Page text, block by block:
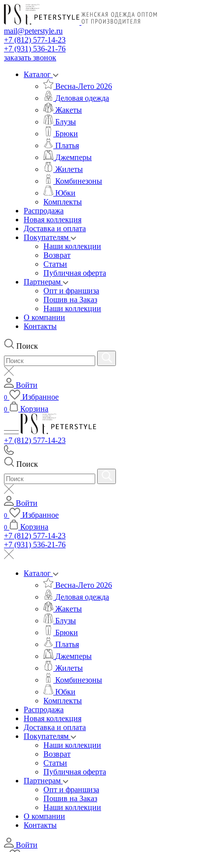
mail@peterstyle.ru
+7 (812) 577-14-23
+7 (931) 536-21-76
заказать звонок
Каталог
Весна-Лето 2026
Деловая одежда
Жакеты
Блузы
Брюки
Платья
Джемперы
Жилеты
Комбинезоны
Юбки
Комплекты
Распродажа
Новая коллекция
Доставка и оплата
Покупателям
Наши коллекции
Возврат
Статьи
Публичная оферта
Партнерам
Опт и франшиза
Пошив на Заказ
Наши коллекции
О компании
Контакты
Поиск
Войти
0 Избранное
0 Корзина
+7 (812) 577-14-23
Поиск
Войти
0 Избранное
0
Корзина
+7 (812) 577-14-23
+7 (931) 536-21-76
Каталог
Весна-Лето 2026
Деловая одежда
Жакеты
Блузы
Брюки
Платья
Джемперы
Жилеты
Комбинезоны
Юбки
Комплекты
Распродажа
Новая коллекция
Доставка и оплата
Покупателям
Наши коллекции
Возврат
Статьи
Публичная оферта
Партнерам
Опт и франшиза
Пошив на Заказ
Наши коллекции
О компании
Контакты
Войти